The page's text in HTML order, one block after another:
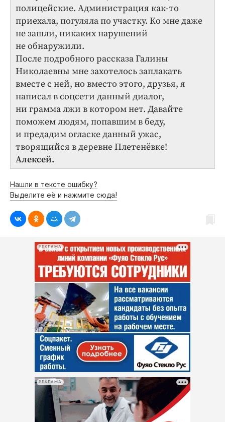
полицейские. Администрация как-то
приехала, погуляла по участку. Ко мне даже
не зашли, никаких нарушений
не обнаружили.
После подробного рассказа Галины
Николаевны мне захотелось заплакать
вместе с ней, но вместо этого, друзья, я
написал в соцсети данный диалог,
ни грамма лжи в котором нет. Давайте
поможем людям, попавшим в беду,
и предадим огласке данный ужас,
творящийся в деревне Плетенёвке!
Алексей.
Нашли в тексте ошибку?
Выделите её и нажмите сюда!
РЕКЛАМА
РЕКЛАМА